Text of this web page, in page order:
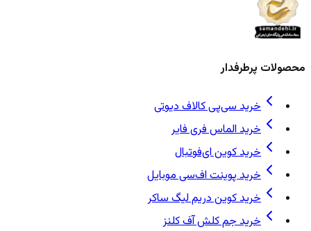
محصولات پرطرفدار
خرید سی‌پی کالاف دیوتی
خرید الماس فری فایر
خرید کوین ای‌فوتبال
خرید پوینت اف‌سی موبایل
خرید کوین دریم لیگ ساکر
خرید جم کلش آف کلنز